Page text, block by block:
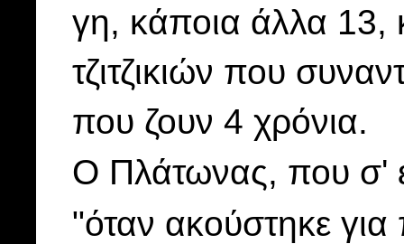
γη, κάποια άλλα 13,
τζιτζικιών που
που ζουν 4 χρόνια.
Ο Πλάτωνας, που σ'
"όταν ακούστηκε